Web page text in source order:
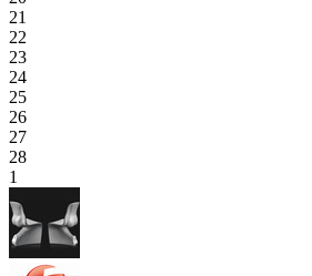
21
22
23
24
25
26
27
28
1